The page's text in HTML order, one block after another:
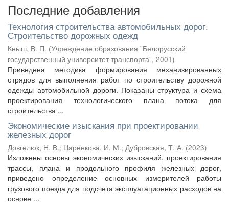
Последние добавления
Технология строительства автомобильных дорог.
Строительство дорожных одежд
Кныш, В. П. (Учреждение образования "Белорусский
государственный университет транспорта", 2001)
Приведена методика формирования механизированных
отрядов для выполнения работ по строительству дорожной
одежды автомобильной дороги. Показаны структура и схема
проектирования технологического плана потока для
строительства ...
Экономические изыскания при проектировании
железных дорог
Довгелюк, Н. В.; Царенкова, И. М.; Дубровская, Т. А. (2023)
Изложены основы экономических изысканий, проектирования
трассы, плана и продольного профиля железных дорог,
приведено определение основных измерителей работы
грузового поезда для подсчета эксплуатационных расходов на
основе ...